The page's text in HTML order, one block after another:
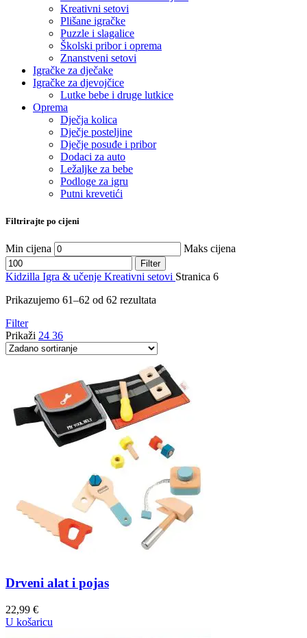
Kreativni setovi
Plišane igračke
Puzzle i slagalice
Školski pribor i oprema
Znanstveni setovi
Igračke za dječake
Igračke za djevojčice
Lutke bebe i druge lutkice
Oprema
Dječja kolica
Dječje posteljine
Dječje posuđe i pribor
Dodaci za auto
Ležaljke za bebe
Podloge za igru
Putni krevetići
Filtrirajte po cijeni
Min cijena Maks cijena
Filter
Kidzilla Igra & učenje Kreativni setovi Stranica 6
Prikazujemo 61–62 od 62 rezultata
Filter
Prikaži 24 36
Drveni alat i pojas
22,99 €
U košaricu